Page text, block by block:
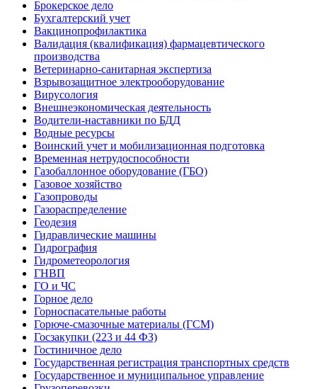
Брокерское дело
Бухгалтерский учет
Вакцинопрофилактика
Валидация (квалификация) фармацевтического
производства
Ветеринарно-санитарная экспертиза
Взрывозащитное электрооборудование
Вирусология
Внешнеэкономическая деятельность
Водители-наставники по БДД
Водные ресурсы
Воинский учет и мобилизационная подготовка
Временная нетрудоспособности
Газобаллонное оборудование (ГБО)
Газовое хозяйство
Газопроводы
Газораспределение
Геодезия
Гидравлические машины
Гидрография
Гидрометеорология
ГНВП
ГО и ЧС
Горное дело
Горноспасательные работы
Горюче-смазочные материалы (ГСМ)
Госзакупки (223 и 44 ФЗ)
Гостиничное дело
Государственная регистрация транспортных средств
Государственное и муниципальное управление